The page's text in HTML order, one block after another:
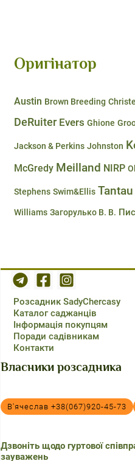
Оригінатор
Austin Brown Breeding
DeRuiter Evers Ghione
Jackson & Perkins Johnston
McGredy Meilland NIRP
Stephens Swim&Ellis Tantau
Williams Загорулько В. В.
Розсадник SadyChercasy
Каталог саджанців
Інформація покупцям
Поради садівникам
Контакти
Власники розсадника
В'ячеслав +38(067)920-45-73
Дзвоніть щодо гуртової
зауважень